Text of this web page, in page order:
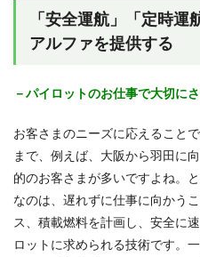
「安全運航」「定時
アルファを提供する
－パイロットのお仕事で大切に
お客さまのニーズに応えること
まで、例えば、大阪から羽田に
的のお客さまが多いですよね。
なのは、遅れずに仕事に向かう
ス、積載燃料を計画し、安全に
ロットに求められる技術です。